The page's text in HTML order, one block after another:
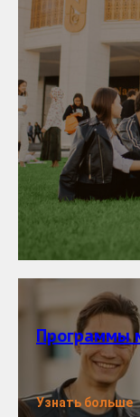
Программы
Узнать больше